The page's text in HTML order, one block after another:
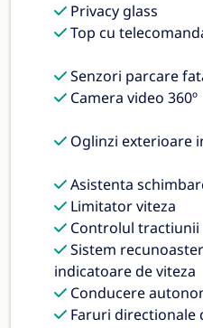
Privacy glass
Top cu
Senzori parcare
Camera video 360º
Oglinzi exterioare
Asistenta
Limitator viteza
Controlul tractiunii
Sistem
indicatoare de viteza
Conducere
Faruri directionale